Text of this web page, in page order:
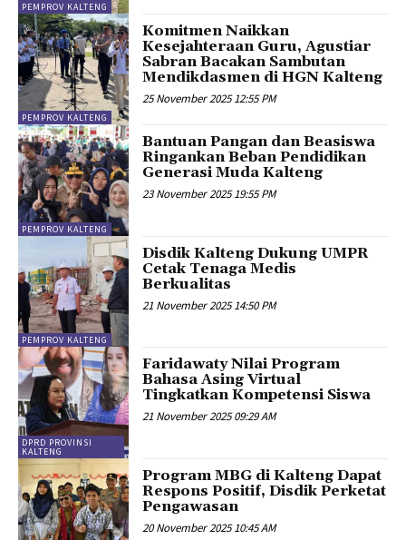
PEMPROV KALTENG
PEMPROV KALTENG
Komitmen Naikkan
Kesejahteraan Guru, Agustiar
Sabran Bacakan Sambutan
Mendikdasmen di HGN Kalteng
25 November 2025 12:55 PM
PEMPROV KALTENG
Bantuan Pangan dan Beasiswa
Ringankan Beban Pendidikan
Generasi Muda Kalteng
23 November 2025 19:55 PM
PEMPROV KALTENG
Disdik Kalteng Dukung UMPR
Cetak Tenaga Medis
Berkualitas
21 November 2025 14:50 PM
DPRD PROVINSI
KALTENG
Faridawaty Nilai Program
Bahasa Asing Virtual
Tingkatkan Kompetensi Siswa
21 November 2025 09:29 AM
Program MBG di Kalteng Dapat
Respons Positif, Disdik Perketat
Pengawasan
20 November 2025 10:45 AM